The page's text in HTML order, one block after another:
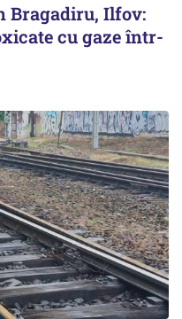
Bragadiru, Ilfov:
cu gaze într-